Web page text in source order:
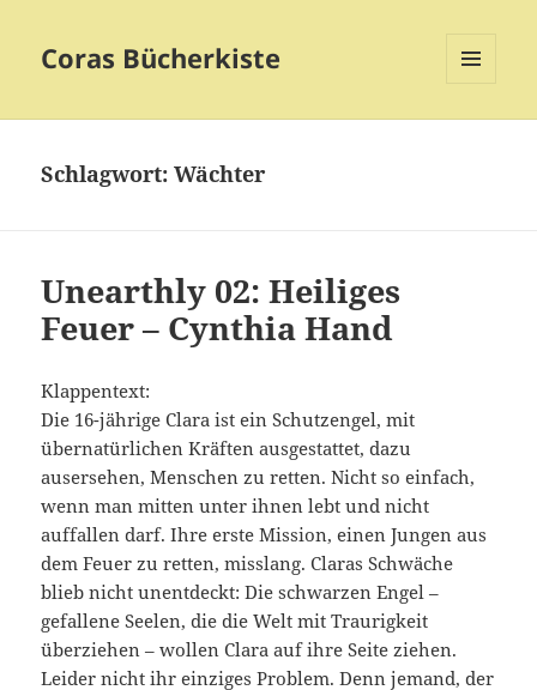
Coras Bücherkiste
Schlagwort:Wächter
Unearthly 02: Heiliges
Feuer – Cynthia Hand
Klappentext:
Die 16-jährige Clara ist ein Schutzengel, mit
übernatürlichen Kräften ausgestattet, dazu
ausersehen, Menschen zu retten. Nicht so einfach,
wenn man mitten unter ihnen lebt und nicht
auffallen darf. Ihre erste Mission, einen Jungen aus
dem Feuer zu retten, misslang. Claras Schwäche
blieb nicht unentdeckt: Die schwarzen Engel –
gefallene Seelen, die die Welt mit Traurigkeit
überziehen – wollen Clara auf ihre Seite ziehen.
Leider nicht ihr einziges Problem. Denn jemand, der